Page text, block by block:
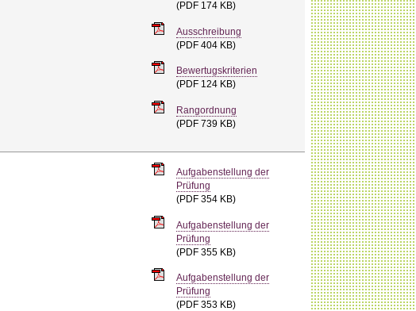
(PDF 174 KB)
Ausschreibung
(PDF 404 KB)
Bewertugskriterien
(PDF 124 KB)
Rangordnung
(PDF 739 KB)
Aufgabenstellung der
Prüfung
(PDF 354 KB)
Aufgabenstellung der
Prüfung
(PDF 355 KB)
Aufgabenstellung der
Prüfung
(PDF 353 KB)